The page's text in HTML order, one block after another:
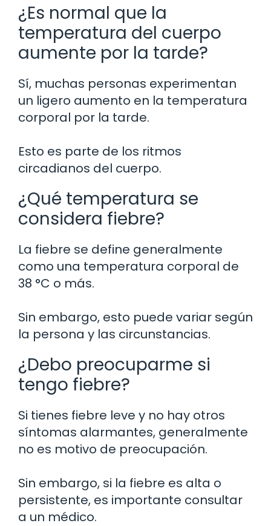
¿Es normal que la
temperatura del cuerpo
aumente por la tarde?
Sí, muchas personas experimentan
un ligero aumento en la temperatura
corporal por la tarde.
Esto es parte de los ritmos
circadianos del cuerpo.
¿Qué temperatura se
considera fiebre?
La fiebre se define generalmente
como una temperatura corporal de
38 °C o más.
Sin embargo, esto puede variar según
la persona y las circunstancias.
¿Debo preocuparme si
tengo fiebre?
Si tienes fiebre leve y no hay otros
síntomas alarmantes, generalmente
no es motivo de preocupación.
Sin embargo, si la fiebre es alta o
persistente, es importante consultar
a un médico.